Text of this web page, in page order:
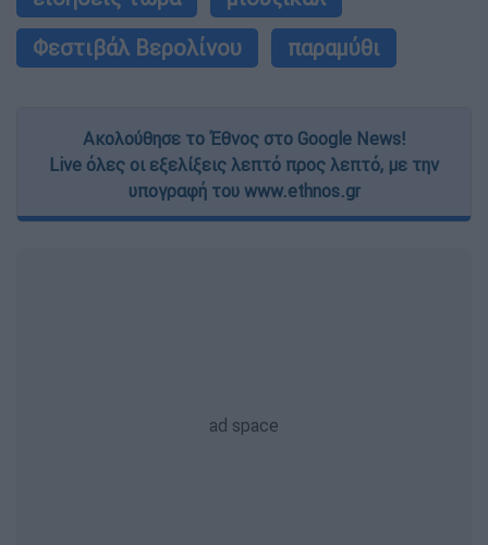
Φεστιβάλ Βερολίνου
παραμύθι
Ακολούθησε το Έθνος στο Google News!
Live όλες οι εξελίξεις λεπτό προς λεπτό, με την
υπογραφή του www.ethnos.gr